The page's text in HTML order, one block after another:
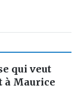
qui veut
à Maurice